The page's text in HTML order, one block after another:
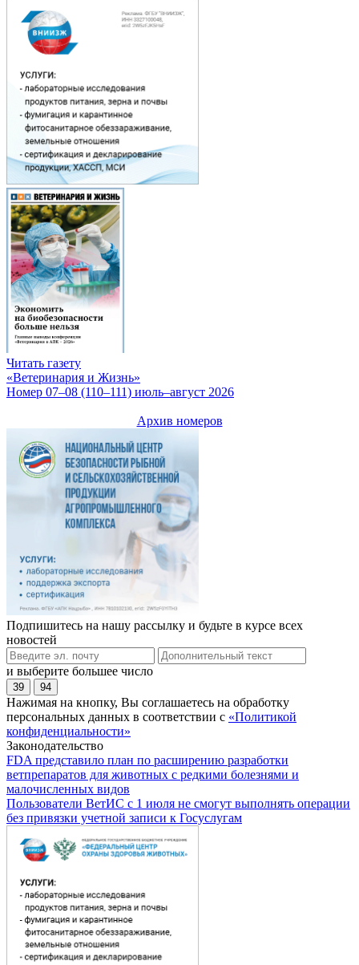
Читать газету
«Ветеринария и Жизнь»
Номер 07–08 (110–111) июль–август 2026
Архив номеров
Подпишитесь на нашу рассылку и будьте в курсе всех
новостей
и выберите большее число
39 94
Нажимая на кнопку, Вы соглашаетесь на обработку
персональных данных в соответствии с «Политикой
конфиденциальности»
Законодательство
FDA представило план по расширению разработки
ветпрепаратов для животных с редкими болезнями и
малочисленных видов
Пользователи ВетИС с 1 июля не смогут выполнять операции
без привязки учетной записи к Госуслугам